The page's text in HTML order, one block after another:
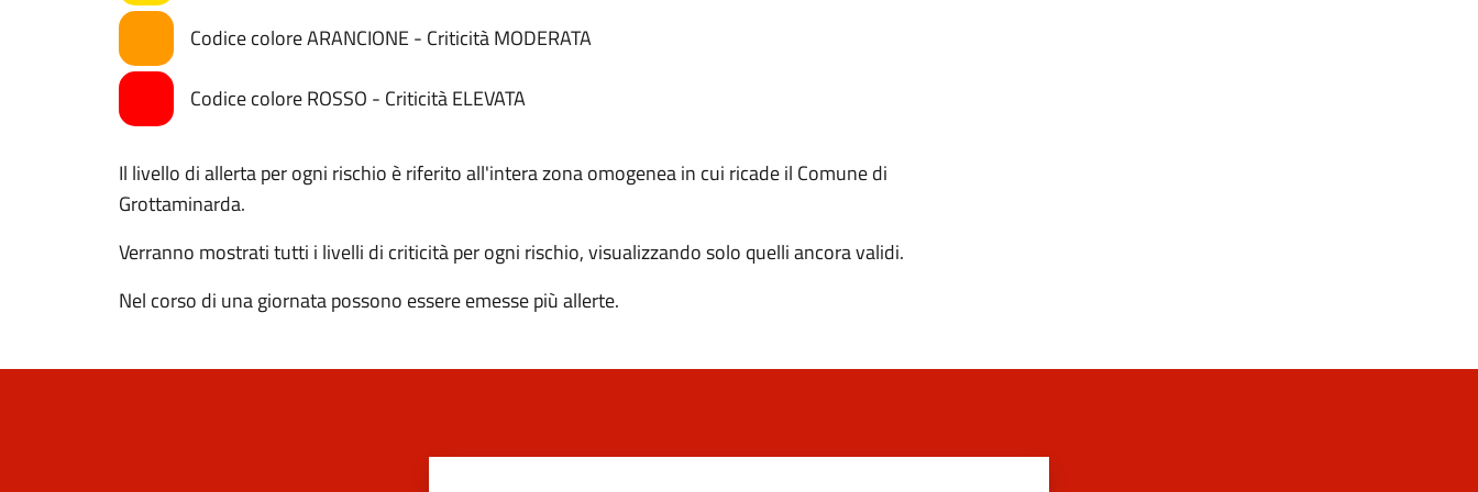
Codice colore ARANCIONE - Criticità MODERATA
Codice colore ROSSO - Criticità ELEVATA
Il livello di allerta per ogni rischio è riferito all'intera zona omogenea in cui ricade il Comune di
Grottaminarda.
Verranno mostrati tutti i livelli di criticità per ogni rischio, visualizzando solo quelli ancora validi.
Nel corso di una giornata possono essere emesse più allerte.